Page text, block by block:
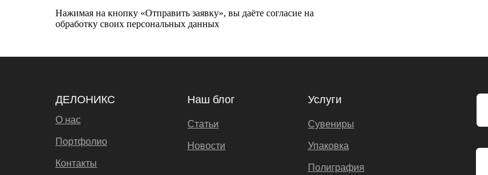
Нажимая на кнопку «Отправить заявку», вы даёте согласие на
обработку своих персональных данных
ДЕЛОНИКС
Портфолио
О нас
Контакты
Наш блог
Статьи
Новости
Услуги
Сувениры
Упаковка
Полиграфия